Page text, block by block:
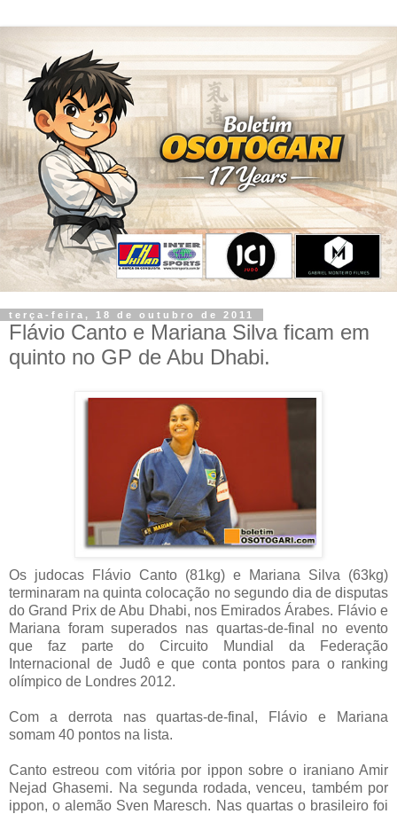
terça-feira, 18 de outubro de 2011
Flávio Canto e Mariana Silva ficam em
quinto no GP de Abu Dhabi.
Os judocas Flávio Canto (81kg) e Mariana Silva (63kg)
terminaram na quinta colocação no segundo dia de disputas
do Grand Prix de Abu Dhabi, nos Emirados Árabes. Flávio e
Mariana foram superados nas quartas-de-final no evento
que faz parte do Circuito Mundial da Federação
Internacional de Judô e que conta pontos para o ranking
olímpico de Londres 2012.
Com a derrota nas quartas-de-final, Flávio e Mariana
somam 40 pontos na lista.
Canto estreou com vitória por ippon sobre o iraniano Amir
Nejad Ghasemi. Na segunda rodada, venceu, também por
ippon, o alemão Sven Maresch. Nas quartas o brasileiro foi